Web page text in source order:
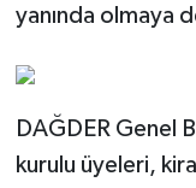
yanında olmaya
DAĞDER Genel
kurulu üyeleri,